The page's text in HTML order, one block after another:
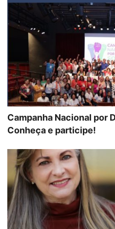
Campanha Nacional por
Conheça e participe!